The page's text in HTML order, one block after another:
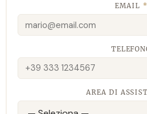
EMAIL *
AREA DI